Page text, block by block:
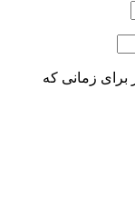
برای زمانی که